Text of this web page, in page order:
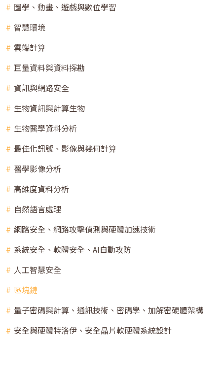
圖學、動畫、遊戲與數位學習
智慧環境
雲端計算
巨量資料與資料探勘
資訊與網路安全
生物資訊與計算生物
生物醫學資料分析
最佳化訊號、影像與幾何計算
醫學影像分析
高維度資料分析
自然語言處理
網路安全、網路攻擊偵測與硬體加速技術
系統安全、軟體安全、AI自動攻防
人工智慧安全
區塊鏈
量子密碼與計算、通訊技術、密碼學、加解密硬體架構
安全與硬體特洛伊、安全晶片軟硬體系統設計